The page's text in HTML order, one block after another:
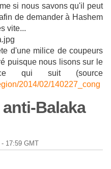
si nous savons qu'il peut
de demander à Hashem
vite...
d'une milice de coupeurs
puisque nous lisons sur le
qui suit (source
2014/02/140227_cong
Balaka
17:59 GMT